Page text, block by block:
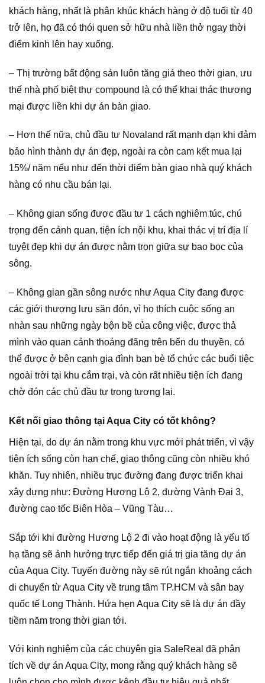
khách hàng, nhất là phân khúc khách hàng ở độ tuổi từ 40
trở lên, họ đã có thói quen sở hữu nhà liền thở ngay thời
điểm kinh lên hay xuống.
– Thị trường bất động sản luôn tăng giá theo thời gian, ưu
thế nhà phố biệt thự compound là có thể khai thác thương
mại được liền khi dự án bàn giao.
– Hơn thế nữa, chủ đầu tư Novaland rất mạnh dạn khi đảm
bảo hình thành dự án đẹp, ngoài ra còn cam kết mua lại
15%/ năm nếu như đến thời điểm bàn giao nhà quý khách
hàng có nhu cầu bán lại.
– Không gian sống được đầu tư 1 cách nghiêm túc, chú
trọng đến cảnh quan, tiện ích nội khu, khai thác vị trí địa lí
tuyệt đẹp khi dự án được nằm trọn giữa sự bao bọc của
sông.
– Không gian gần sông nước như Aqua City đang được
các giới thượng lưu săn đón, vì họ thích cuộc sống an
nhàn sau những ngày bộn bề của công việc, được thả
mình vào quan cảnh thoáng đãng trên bến du thuyền, có
thể được ở bên cạnh gia đình bạn bè tổ chức các buổi tiệc
ngoài trời tại khu cắm trại, và còn rất nhiều tiện ích đang
chờ đón các chủ đầu tư trong tương lai.
Kết nối giao thông tại Aqua City có tốt không?
Hiện tại, do dự án nằm trong khu vực mới phát triển, vì vậy
tiện ích sống còn hạn chế, giao thông cũng còn nhiều khó
khăn. Tuy nhiên, nhiều trục đường đang được triển khai
xây dựng như: Đường Hương Lộ 2, đường Vành Đai 3,
đường cao tốc Biên Hòa – Vũng Tàu…
Sắp tới khi đường Hương Lộ 2 đi vào hoạt động là yếu tố
hạ tầng sẽ ảnh hưởng trực tiếp đến giá trị gia tăng dự án
của Aqua City. Tuyến đường này sẽ rút ngắn khoảng cách
di chuyển từ Aqua City về trung tâm TP.HCM và sân bay
quốc tế Long Thành. Hứa hẹn Aqua City sẽ là dự án đầy
tiềm năm trong thời gian tới.
Với kinh nghiệm của các chuyên gia SaleReal đã phân
tích về dự án Aqua City, mong rằng quý khách hàng sẽ